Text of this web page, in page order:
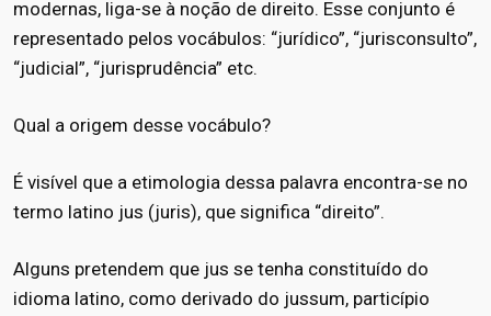
modernas, liga-se à noção de direito. Esse conjunto é
representado pelos vocábulos: “jurídico”, “jurisconsulto”,
“judicial”, “jurisprudência” etc.
Qual a origem desse vocábulo?
É visível que a etimologia dessa palavra encontra-se no
termo latino jus (juris), que significa “direito”.
Alguns pretendem que jus se tenha constituído do
idioma latino, como derivado do jussum, particípio